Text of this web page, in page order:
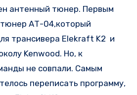
антенный тюнер. Первым
АТ-04,который
трансивера Elekraft K2 и
Kenwood. Но, к
не совпали. Самым
переписать программу,